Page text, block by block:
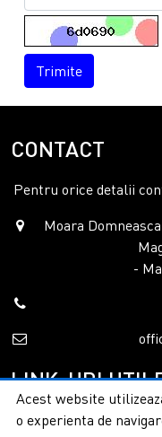
Trimite
CONTACT
Pentru orice detalii
Moara
-
LINK-URI
Acasa
Acest website
o experienta de